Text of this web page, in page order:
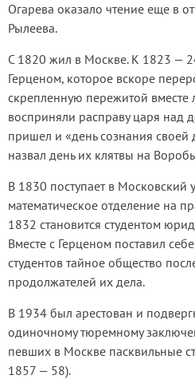
Огарева оказало чтение еще в
Рылеева.
С 1820 жил в Москве. К 1823 —
Герценом, которое вскоре
скрепленную пережитой вместе
восприняли расправу царя над
пришел и «день сознания своей
назвал день их клятвы на
В 1830 поступает в Московский
математическое отделение на
1832 становится студентом
Вместе с Герценом поставил
студентов тайное общество
продолжателей их дела.
В 1934 был арестован и
одиночному тюремному
певших в Москве пасквильные
1857 — 58).